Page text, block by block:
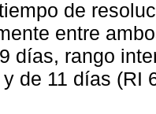
de
entre
días, rango
de 11 días (RI